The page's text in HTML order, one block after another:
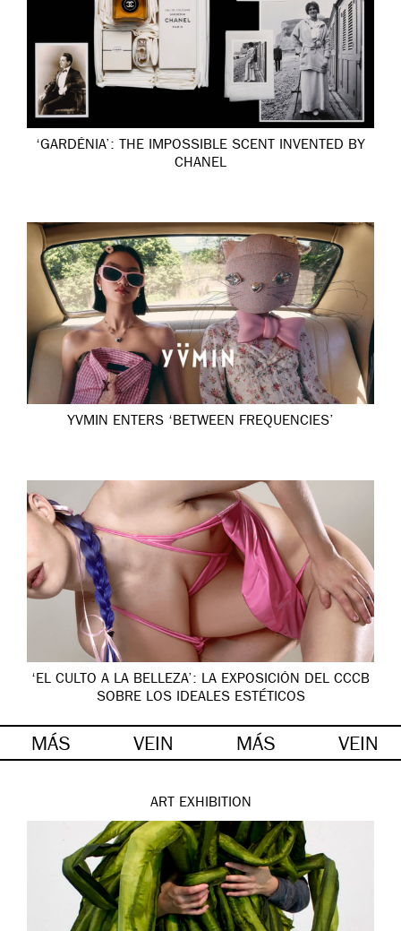
‘GARDÉNIA’: THE IMPOSSIBLE SCENT INVENTED BY
CHANEL
YVMIN ENTERS ‘BETWEEN FREQUENCIES’
‘EL CULTO A LA BELLEZA’: LA EXPOSICIÓN DEL CCCB
SOBRE LOS IDEALES ESTÉTICOS
MÁS VEIN MÁS VEIN
ART EXHIBITION